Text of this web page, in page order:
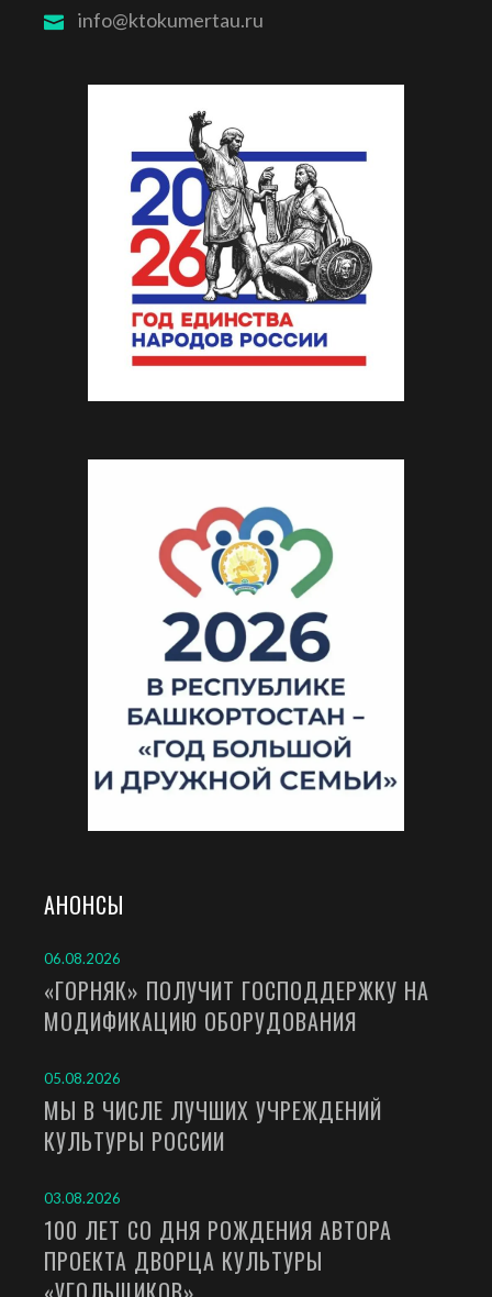
info@ktokumertau.ru
АНОНСЫ
06.08.2026
«ГОРНЯК» ПОЛУЧИТ ГОСПОДДЕРЖКУ НА
МОДИФИКАЦИЮ ОБОРУДОВАНИЯ
05.08.2026
МЫ В ЧИСЛЕ ЛУЧШИХ УЧРЕЖДЕНИЙ
КУЛЬТУРЫ РОССИИ
03.08.2026
100 ЛЕТ СО ДНЯ РОЖДЕНИЯ АВТОРА
ПРОЕКТА ДВОРЦА КУЛЬТУРЫ